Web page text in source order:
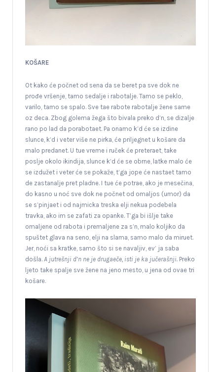
KOŠARE
Ot kako će počnet od sena da se beret pa sve dok ne
prođe vršenje, tamo sedalje i rabotalje. Tamo se peklo,
varilo, tamo se spalo. Sve tae rabote rabotalje žene same
oz deca. Zbog golema žega što bivala preko d’n, se dizalje
rano po lad da porabotaet. Pa onamo k’d će se izdine
slunce, k’d i veter više ne pirka, će priljegnet u košare da
malo predanet. U tue vreme i ruček će preteraet, take
poslje okolo ikindija, slunce k’d će se obrne, latke malo će
se izdužet i veter će se pokaže, t’ga jope će nastaet tamo
de zastanalje pret pladne. I tue će potrae, ako je mesečina,
do kasno u noć sve dok ne počnet od omaljos (umor) da
se s’pinjaet i od najmicka treska elji nekua podebela
travka, ako im se zafati za opanke. T’ga bi išlje take
omaljene od rabota i premaljene za s’n, malo koljiko da
spuštet glava na seno, elji na slama, samo malo da miruet.
Jer, noći sa kratke, samo što si se navaljiv, ev’ ja saba
došla. A jutrešnji d’n ne je drugaeče, isti je ka jučerašnji. Preko
ljeto take spalje sve žene na jeno mesto, u jena od ovae tri
košare.